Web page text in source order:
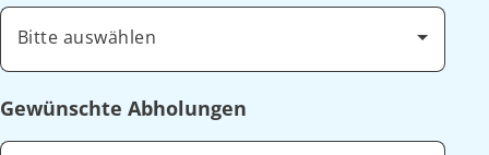
Bitte auswählen
Gewünschte Abholungen